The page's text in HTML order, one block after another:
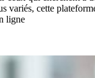
variés, cette
ligne